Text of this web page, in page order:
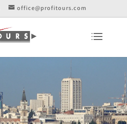
office@profitours.com